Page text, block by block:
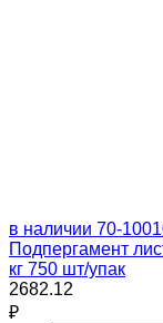
в наличии 70-
Подпергамент
кг 750 шт/упак
2682.12
₽